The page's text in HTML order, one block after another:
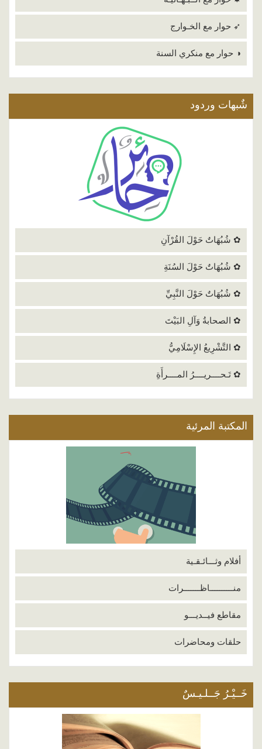
➶ حوار مع الخـوارج
◑ حوار مع منكري السنة
شٌبهات وردود
✿ شُبُهَاتٌ حَوْلَ القُرْآنِ
✿ شُبُهَاتٌ حَوْلَ السُنَةِ
✿ شُبُهَاتٌ حَوْلَ النَّبِيِّ
✿ الصحابةُ وَآلِ البَيْتَ
✿ التَّشْرِيعُ الإِسْلَامِيُّ
✿ تَـحــــريــــرُ المــــرأَةِ
المكتبة المرئية
أفلام وثـــائـقـية
منــــــــــاظـــــــرات
مقاطع فيــديـــو
حلقات ومحاضرات
خَــيْـرُ جَــلـيـسٌ